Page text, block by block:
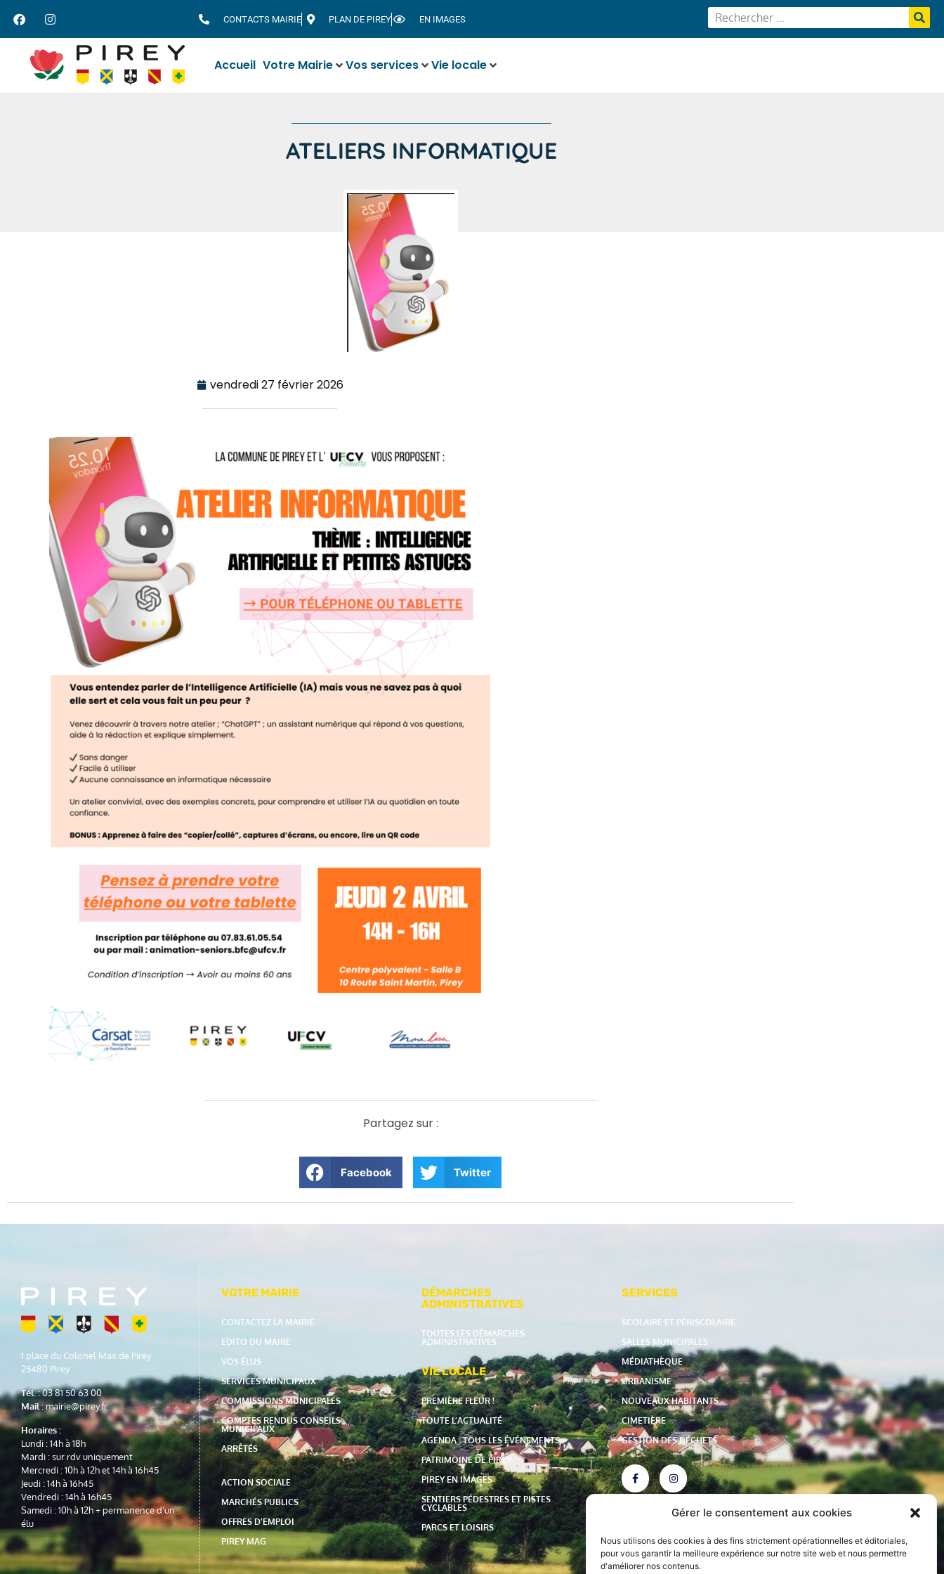
Gérer le consentement aux cookies
Nous utilisons des cookies à des fins strictement opérationnelles et éditoriales,
pourvous garantir la meilleure expérience sur notre site web et nous permettre
d'améliorer nos contenus.
CONTACTS MAIRIE PLAN DE PIREY EN IMAGES
Accueil Votre Mairie Vos services Vie locale
ATELIERS INFORMATIQUE
vendredi 27 février 2026
Partagez sur :
Facebook Twitter
1 place du Colonel Max de Pirey
25480 Pirey
Tél. :03 81 50 63 00
Mail :mairie@pirey.fr
Horaires :
Lundi : 14h à 18h
Mardi : sur rdv uniquement
Mercredi : 10h à 12h et 14h à 16h45
Jeudi : 14h à 16h45
Vendredi : 14h à 16h45
Samedi : 10h à 12h + permanence d’un
élu
VOTRE MAIRIE
CONTACTEZ LA MAIRIE
EDITO DU MAIRE
VOS ÉLUS
SERVICES MUNICIPAUX
COMMISSIONS MUNICIPALES
COMPTES RENDUS CONSEILS
MUNICIPAUX
ARRÊTÉS
ACTION SOCIALE
MARCHÉS PUBLICS
OFFRES D’EMPLOI
PIREY MAG
DÉMARCHES
ADMINISTRATIVES
TOUTES LES DÉMARCHES
ADMINISTRATIVES
VIE LOCALE
PREMIÈRE FLEUR !
TOUTE L’ACTUALITÉ
AGENDA : TOUS LES ÉVÉNEMENTS
PATRIMOINE DE PIREY
PIREY EN IMAGES
SENTIERS PÉDESTRES ET PISTES
CYCLABLES
PARCS ET LOISIRS
SERVICES
SCOLAIRE ET PÉRISCOLAIRE
SALLES MUNICIPALES
MÉDIATHÈQUE
URBANISME
NOUVEAUX HABITANTS
CIMETIÈRE
GESTION DES DÉCHETS